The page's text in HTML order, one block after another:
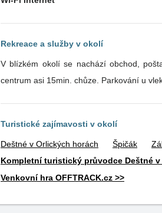
Rekreace a služby v okolí
V blízkém okolí se nachází obchod,
centrum asi 15min. chůze. Parkování u
Turistické zajímavosti v okolí
Deštné v Orlických horách Špičák
Kompletní turistický průvodce Deštné
Venkovní hra OFFTRACK.cz >>